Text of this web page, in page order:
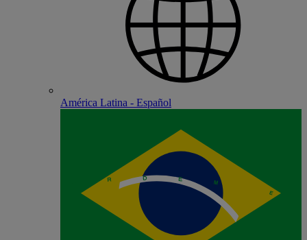
América Latina - Español